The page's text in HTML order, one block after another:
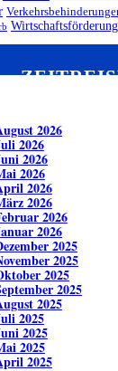
Wirtschaftsförderung
2026
2026
2026
2026
2026
2026
2026
2026
2025
2025
2025
2025
2025
2025
2025
2025
2025